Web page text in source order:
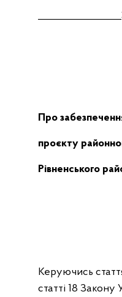
Про
проєкту
Рівненського
Керуючись
статті 18